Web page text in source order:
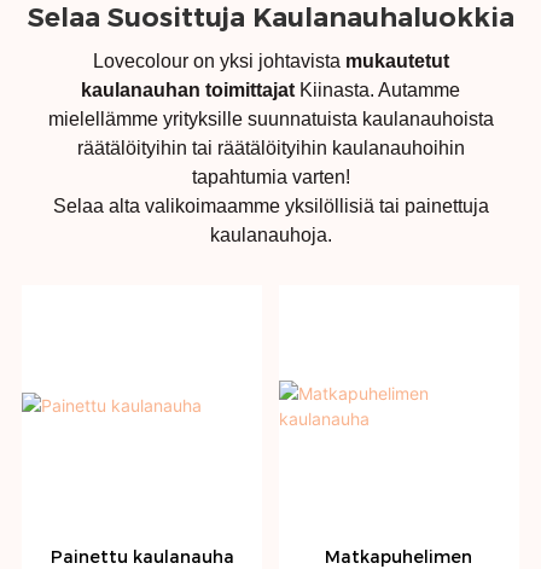
Selaa Suosittuja Kaulanauhaluokkia
Lovecolour on yksi johtavista mukautetut
kaulanauhan toimittajat Kiinasta. Autamme
mielellämme yrityksille suunnatuista kaulanauhoista
räätälöityihin tai räätälöityihin kaulanauhoihin
tapahtumia varten!
Selaa alta valikoimaamme yksilöllisiä tai painettuja
kaulanauhoja.
Painettu kaulanauha
Matkapuhelimen